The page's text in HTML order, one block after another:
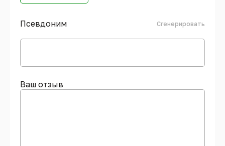
Псевдоним Сгенерировать
Ваш отзыв